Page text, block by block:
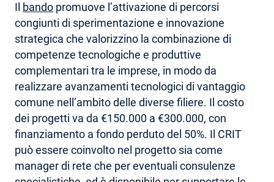
AREA RISERVATA
Il bando promuove l’attivazione di percorsi
congiunti di sperimentazione e innovazione
strategica che valorizzino la combinazione di
competenze tecnologiche e produttive
complementari tra le imprese, in modo da
realizzare avanzamenti tecnologici di vantaggio
comune nell’ambito delle diverse filiere. Il costo
dei progetti va da €150.000 a €300.000, con
finanziamento a fondo perduto del 50%. Il CRIT
può essere coinvolto nel progetto sia come
manager di rete che per eventuali consulenze